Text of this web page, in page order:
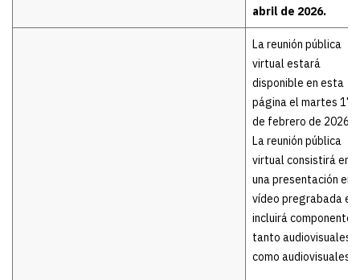
abril de 2026.
La reunión pública
virtual estará
disponible en esta
página el martes 17
de febrero de 2026.
La reunión pública
virtual consistirá en
una presentación en
vídeo pregrabada e
incluirá componentes
tanto audiovisuales
como audiovisuales.